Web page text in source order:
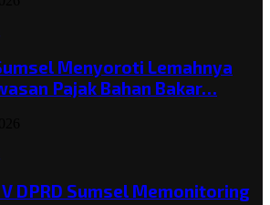
Menyoroti Lemahnya
Pajak Bahan Bakar…
DPRD Sumsel Memonitoring